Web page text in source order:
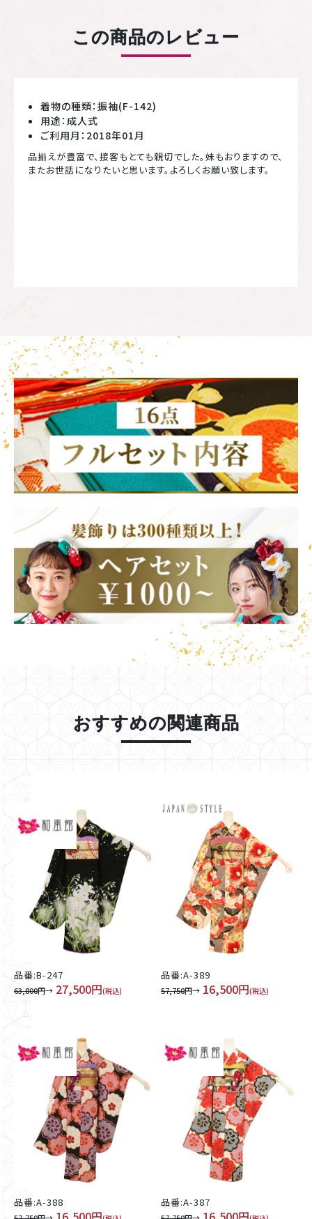
この商品のレビュー
着物の種類：振袖(F-142)
用途：成人式
ご利用月：2018年01月
品揃えが豊富で、接客もとても親切でした。妹もおりますので、
またお世話になりたいと思います。よろしくお願い致します。
おすすめの関連商品
品番:B-247
63,800円→ 27,500円(税込)
品番:A-389
57,750円→ 16,500円(税込)
品番:A-388 品番:A-387